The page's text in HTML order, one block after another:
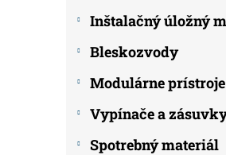
Inštalačný úložný
Bleskozvody
Modulárne prístroje
Vypínače a
Spotrebný materiál